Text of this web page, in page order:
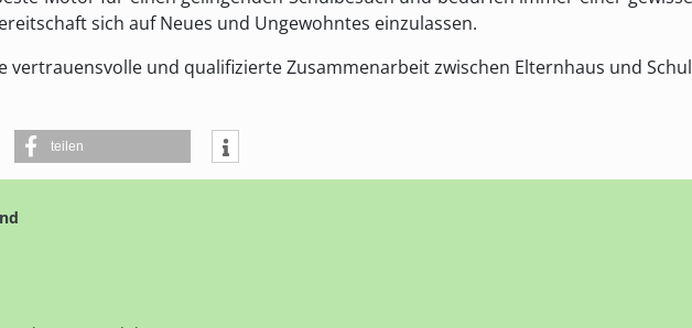
sich auf Neues und Ungewohntes einzulassen.
vertrauensvolle und qualifizierte Zusammenarbeit zwischen Elternhaus und
teilen